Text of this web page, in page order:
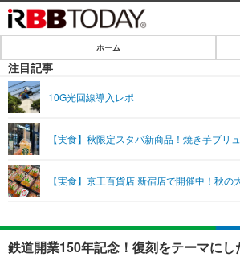
IT・デジタル
SPEED TEST
エンタメ
ライフ
リリース一覧
ホーム
注目記事
10G光回線導入レポ
【実食】秋限定スタバ新商品！焼き芋ブリ
【実食】京王百貨店 新宿店で開催中！秋
鉄道開業150年記念！復刻をテーマに